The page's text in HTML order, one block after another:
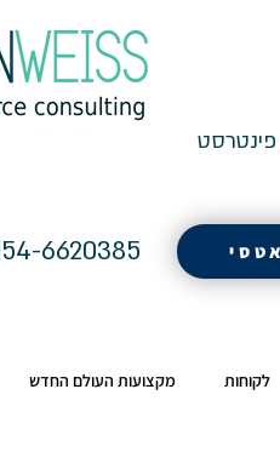
6620385
לקוחות מקצועות העולם החדש